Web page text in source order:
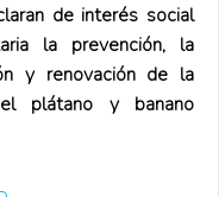
de interés social
la prevención, la
y renovación de la
plátano y banano